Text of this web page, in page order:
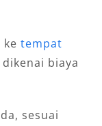
ke tempat
biaya
sesuai